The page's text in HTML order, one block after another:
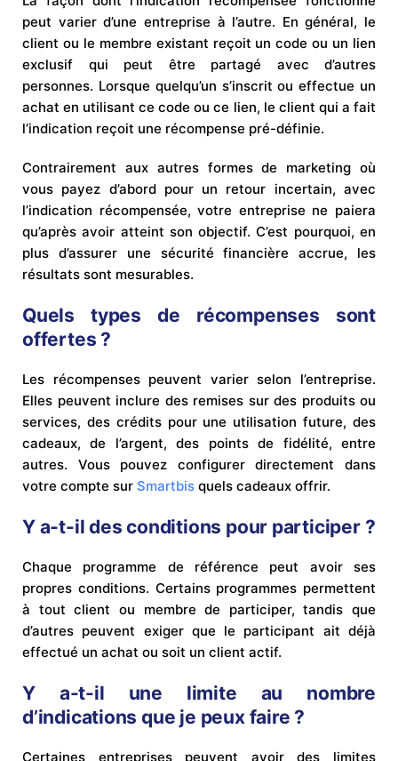
peut varier d’une entreprise à l’autre. En général, le
client ou le membre existant reçoit un code ou un lien
exclusif qui peut être partagé avec d’autres
personnes. Lorsque quelqu’un s’inscrit ou effectue un
achat en utilisant ce code ou ce lien, le client qui a fait
l’indication reçoit une récompense pré-définie.
Contrairement aux autres formes de marketing où
vous payez d’abord pour un retour incertain, avec
l’indication récompensée, votre entreprise ne paiera
qu’après avoir atteint son objectif. C’est pourquoi, en
plus d’assurer une sécurité financière accrue, les
résultats sont mesurables.
Quels types de récompenses sont
offertes ?
Les récompenses peuvent varier selon l’entreprise.
Elles peuvent inclure des remises sur des produits ou
services, des crédits pour une utilisation future, des
cadeaux, de l’argent, des points de fidélité, entre
autres. Vous pouvez configurer directement dans
votre compte sur Smartbis quels cadeaux offrir.
Y a-t-il des conditions pour participer ?
Chaque programme de référence peut avoir ses
propres conditions. Certains programmes permettent
à tout client ou membre de participer, tandis que
d’autres peuvent exiger que le participant ait déjà
effectué un achat ou soit un client actif.
Y a-t-il une limite au nombre
d’indications que je peux faire ?
Certaines entreprises peuvent avoir des limites